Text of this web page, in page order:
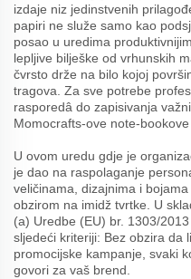
izdaje niz jedinstvenih
papiri ne služe samo kao
posao u uredima
lepljive bilješke od vrhunskih
čvrsto drže na bilo kojoj
tragova. Za sve potrebe
rasporedâ do zapisivanja
Momocrafts-ove note-
U ovom uredu gdje je
je dao na raspolaganje
veličinama, dizajnima i
obzirom na imidž tvrtke. U
(a) Uredbe (EU) br. 1303/
sljedeći kriteriji: Bez obzira da
promocijske kampanje, svaki
govori za vaš brend.